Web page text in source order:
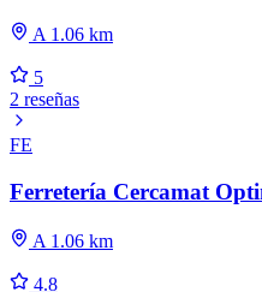
A 1.06 km
5
2 reseñas
FE
Ferretería Cercamat
A 1.06 km
4.8